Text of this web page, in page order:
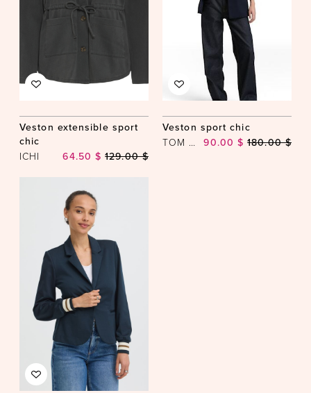
Veston extensible sport
chic
ICHI 64.50 $ 129.00 $
Veston sport chic
TOM TAILOR 90.00 $ 180.00 $